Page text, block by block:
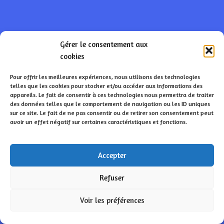
Gérer le consentement aux
cookies
Pour offrir les meilleures expériences, nous utilisons des technologies
telles que les cookies pour stocker et/ou accéder aux informations des
appareils. Le fait de consentir à ces technologies nous permettra de traiter
des données telles que le comportement de navigation ou les ID uniques
sur ce site. Le fait de ne pas consentir ou de retirer son consentement peut
avoir un effet négatif sur certaines caractéristiques et fonctions.
Accepter
Refuser
Voir les préférences